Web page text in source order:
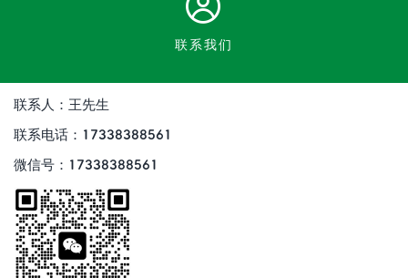
联系我们
联系人：王先生
联系电话：17338388561
微信号：17338388561